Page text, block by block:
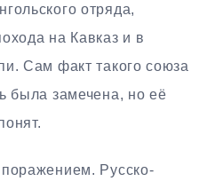
отряда,
на Кавказ и в
Сам факт такого союза
была замечена, но её
Русско-